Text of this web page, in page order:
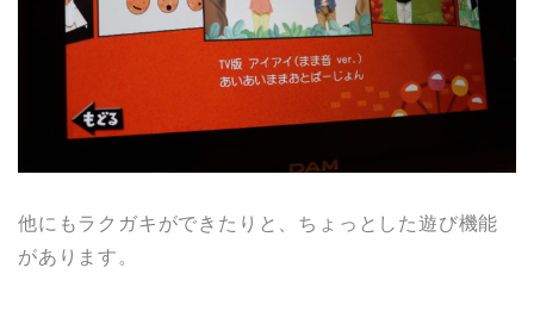
他にもラクガキができたりと、ちょっとした遊び機能
があります。